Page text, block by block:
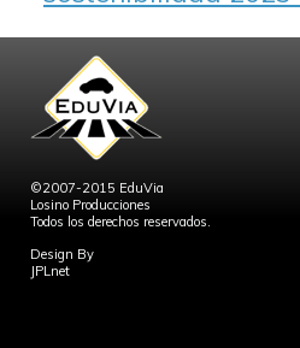
©2007-2015 EduVia
Losino Producciones
Todos los derechos reservados.
Design By
JPLnet